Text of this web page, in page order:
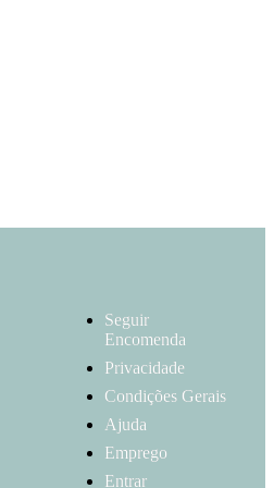
Seguir
Encomenda
Privacidade
Condições Gerais
Ajuda
Emprego
Entrar